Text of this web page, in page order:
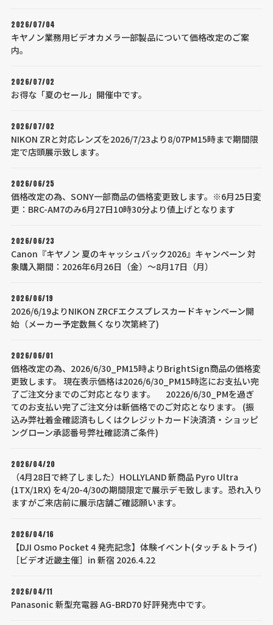
2026/07/04
キヤノン業務用ビデオカメラ一部製品について価格改定のご案
内。
2026/07/02
お得な「夏のセール」開催中です。
2026/07/02
NIKON ZRと対応レンズを2026/7/23より8/07PM15時まで期間限
定で店頭展示致します。
2026/06/25
価格改定の為、SONY一部商品の価格変更致します。※6月25日変
更：BRC-AM7のみ6月27日10時30分より値上げとなります
2026/06/23
Canon『キヤノン 夏のキャッシュバック2026』キャンペーン 対
象購入期間：2026年6月26日（金）～8月17日（月）
2026/06/19
2026/6/19よりNIKON ZRCFエクスプレスカードキャンペーン開
始（メーカー予定数無くなり次第終了)
2026/06/01
価格改定の為、2026/6/30_PM15時よりBrightSign商品の価格変
更致します。 現在表示価格は2026/6/30_PM15時迄にお支払い完
了ご注文分までのご対応となります。 20226/6/30_PMを過ぎ
てのお支払い完了ご注文分は新価格でのご対応となります。 (振
込み弊社着金確認済もしくはクレジットカード決済済・ショッピ
ングローン承認番号弊社確認済ご条件)
2026/04/20
（4月28日で終了しました）HOLLYLAND 新商品 Pyro Ultra
(1TX/1RX) を4/20-4/30の期間限定で展示デモ致します。恐れ入り
ますがご来店前に展示店舗ご確認願います。
2026/04/16
【DJI Osmo Pocket 4 発売記念】体験イベント(タッチ＆トライ)
［ビデオ近畿主催］in 新宿 2026.4.22
2026/04/11
Panasonic 新型充電器 AG-BRD70 好評発売中です。